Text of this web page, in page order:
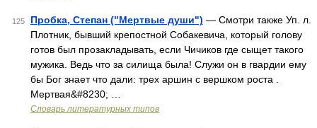
125 Пробка, Степан ("Мертвые души") — Смотри также Уп. л.
Плотник, бывший крепостной Собакевича, который голову
готов был прозакладывать, если Чичиков где сыщет такого
мужика. Ведь что за силища была! Служи он в гвардии ему
бы Бог знает что дали: трех аршин с вершком роста .
Мертвая&#8230; …
Словарь литературных типов